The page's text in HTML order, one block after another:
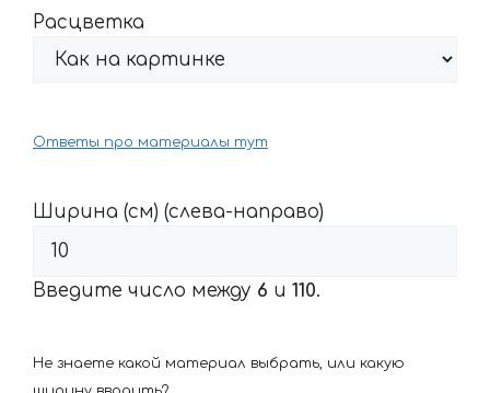
Расцветка
Ответы про материалы тут
Ширина (см) (слева-направо)
Введите число между 6 и 110.
Не знаете какой материал выбрать, или какую